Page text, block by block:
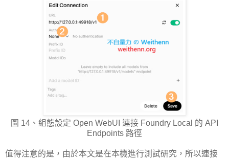
圖 14、組態設定 Open WebUI 連接 Foundry Local 的 API
Endpoints 路徑
值得注意的是，由於本文是在本機進行測試研究，所以連接